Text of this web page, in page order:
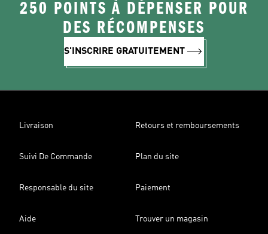
250 POINTS À DÉPENSER POUR
DES RÉCOMPENSES
S'INSCRIRE GRATUITEMENT
Livraison Retours et remboursements
Suivi De Commande Plan du site
Responsable du site Paiement
Aide Trouver un magasin